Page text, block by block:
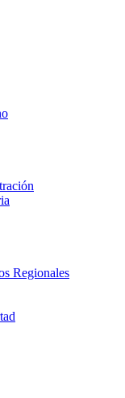
Regionales